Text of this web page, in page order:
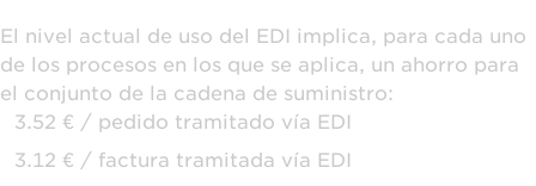
El nivel actual de uso del EDI implica, para cada uno
de los procesos en los que se aplica, un ahorro para
el conjunto de la cadena de suministro:
3.52 € / pedido tramitado vía EDI
3.12 € / factura tramitada vía EDI